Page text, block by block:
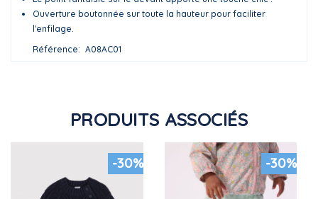
Ouverture boutonnée sur toute la hauteur pour faciliter
l'enfilage.
Référence
A08AC01
PRODUITS ASSOCIÉS
-30% -30%